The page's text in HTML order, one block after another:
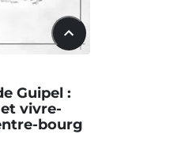
Guipel :
vivre-
bourg